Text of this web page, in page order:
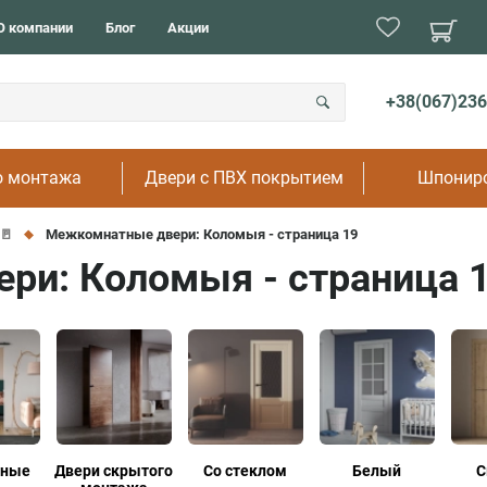
компании Блог Акции
монтажа Двери с ПВХ покрытием
В кухню
В туалет
На дачу
Межкомнатные двери: Коломыя - страница 19
Коломыя - страница
Двери скрытого
Со стеклом Белый